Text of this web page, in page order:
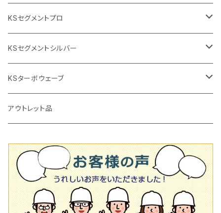
タイルニッパー
プロ用鏝（こて）
吸着盤
その他
タイル針
撹拌軸
押し切り替え刃（手動切断機替え刃
吸着盤
タイル針
その他
電動切断機
タイルパッチ（ビブラート
105mm（4インチ）
125ｍｍ（5インチ）
KSセグメントプロ
105mm（4インチ）
通常品
ビス穴付き
125mm（5インチ）
通常品
オフセットタイプ（ハットタイプ
150ｍｍ（6インチ）
205ｍｍ（8インチ）
230mm（9インチ）
KSセグメントシルバー
105mm（4インチ）
125mm（5インチ）
180mm（7インチ）
205mm（8インチ）
KSターボウェーブ
105mm（4インチ）
150ｍｍ（6インチ）
180ｍｍ（7インチ）
アウトレット品